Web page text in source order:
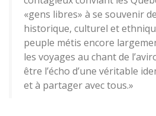
«gens libres» à se souvenir
historique, culturel et
peuple métis encore
les voyages au chant de
être l’écho d’une véritable
et à partager avec tous.»